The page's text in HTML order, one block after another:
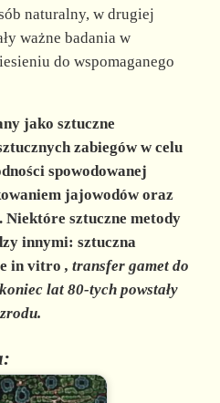
naturalny, w drugiej
ważne badania w
do wspomaganego
jako sztuczne
zabiegów w celu
spowodowanej
jajowodów oraz
Niektóre sztuczne metody
innymi: sztuczna
in vitro , transfer gamet do
lat 80-tych powstały